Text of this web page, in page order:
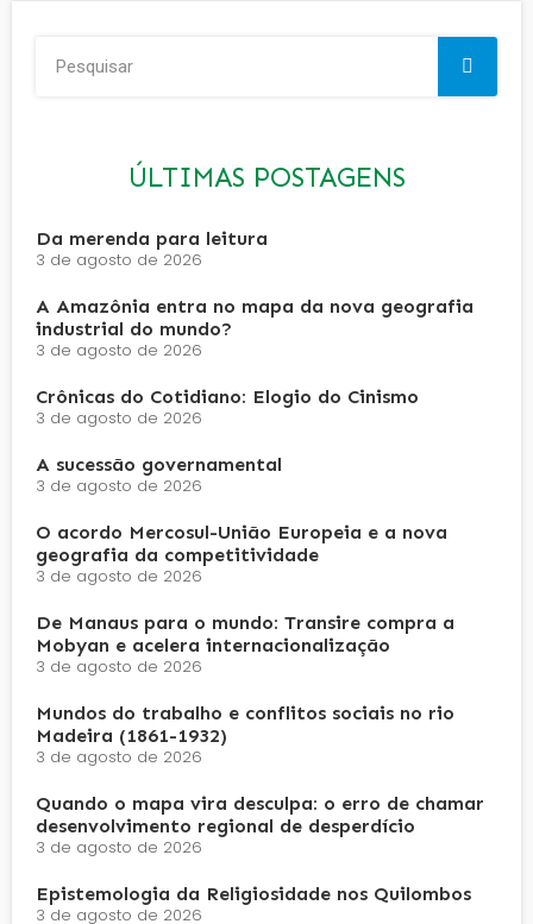
ÚLTIMAS POSTAGENS
Da merenda para leitura
3 de agosto de 2026
A Amazônia entra no mapa da nova geografia
industrial do mundo?
3 de agosto de 2026
Crônicas do Cotidiano: Elogio do Cinismo
3 de agosto de 2026
A sucessão governamental
3 de agosto de 2026
O acordo Mercosul-União Europeia e a nova
geografia da competitividade
3 de agosto de 2026
De Manaus para o mundo: Transire compra a
Mobyan e acelera internacionalização
3 de agosto de 2026
Mundos do trabalho e conflitos sociais no rio
Madeira (1861-1932)
3 de agosto de 2026
Quando o mapa vira desculpa: o erro de chamar
desenvolvimento regional de desperdício
3 de agosto de 2026
Epistemologia da Religiosidade nos Quilombos
3 de agosto de 2026